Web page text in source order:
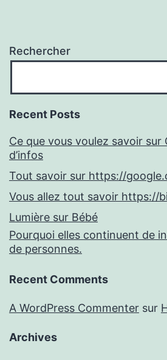
Rechercher
Recent Posts
Ce que vous voulez savoir sur
d’infos
Tout savoir sur https://
Vous allez tout savoir https://
Lumière sur Bébé
Pourquoi elles continuent de
de personnes.
Recent Comments
A WordPress Commenter sur
Archives